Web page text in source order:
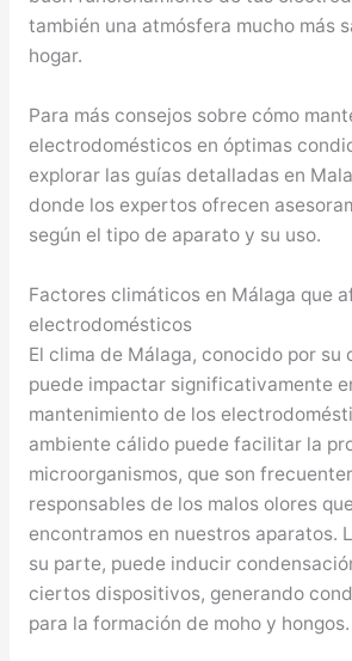
también una atmósfera mucho más
hogar.
Para más consejos sobre cómo
electrodomésticos en óptimas
explorar las guías detalladas en
donde los expertos ofrecen
según el tipo de aparato y su uso.
Factores climáticos en Málaga que
electrodomésticos
El clima de Málaga, conocido por su
puede impactar significativamente
mantenimiento de los
ambiente cálido puede facilitar la
microorganismos, que son
responsables de los malos olores
encontramos en nuestros aparatos.
su parte, puede inducir
ciertos dispositivos, generando
para la formación de moho y hongos.